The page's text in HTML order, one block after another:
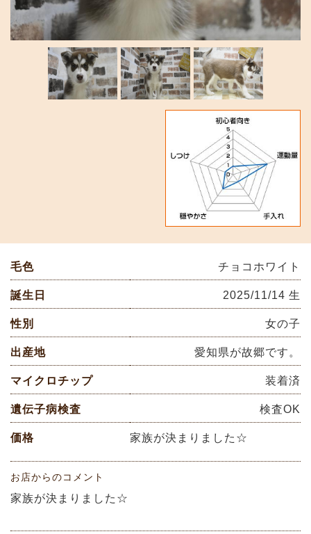
毛色 チョコホワイト
誕生日 2025/11/14 生
性別 女の子
出産地 愛知県が故郷です。
マイクロチップ 装着済
遺伝子病検査 検査OK
価格 家族が決まりました☆
お店からのコメント
家族が決まりました☆